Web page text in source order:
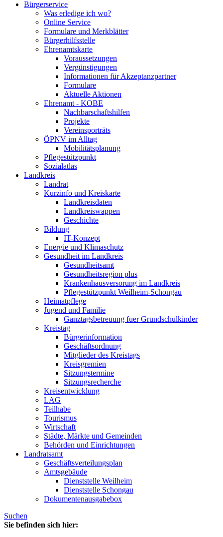
Bürgerservice
Was erledige ich wo?
Online Service
Formulare und Merkblätter
Bürgerhilfsstelle
Ehrenamtskarte
Voraussetzungen
Vergünstigungen
Informationen für Akzeptanzpartner
Formulare
Aktuelle Aktionen
Ehrenamt - KOBE
Nachbarschaftshilfen
Projekte
Vereinsporträts
ÖPNV im Alltag
Mobilitätsplanung
Pflegestützpunkt
Sozialatlas
Landkreis
Landrat
Kurzinfo und Kreiskarte
Landkreisdaten
Landkreiswappen
Geschichte
Bildung
IT-Konzept
Energie und Klimaschutz
Gesundheit im Landkreis
Gesundheitsamt
Gesundheitsregion plus
Krankenhausversorung im Landkreis
Pflegestützpunkt Weilheim-Schongau
Heimatpflege
Jugend und Familie
Ganztagsbetreuung fuer Grundschulkinder
Kreistag
Bürgerinformation
Geschäftsordnung
Mitglieder des Kreistags
Kreisgremien
Sitzungstermine
Sitzungsrecherche
Kreisentwicklung
LAG
Teilhabe
Tourismus
Wirtschaft
Städte, Märkte und Gemeinden
Behörden und Einrichtungen
Landratsamt
Geschäftsverteilungsplan
Amtsgebäude
Dienststelle Weilheim
Dienststelle Schongau
Dokumentenausgabebox
Suchen
Sie befinden sich hier: